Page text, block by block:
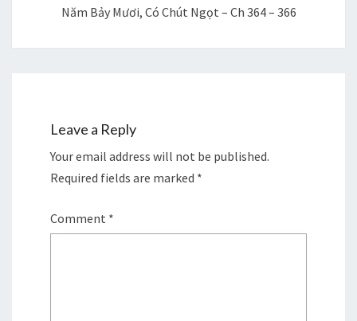
Năm Bảy Mươi, Có Chút Ngọt – Ch 364 – 366
Leave a Reply
Your email address will not be published.
Required fields are marked *
Comment *